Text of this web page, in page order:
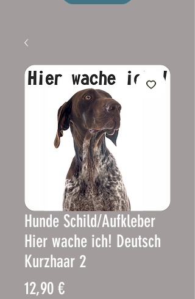
Hunde Schild/Aufkleber
Hier wache ich! Deutsch
Kurzhaar 2
12,90 €Pris